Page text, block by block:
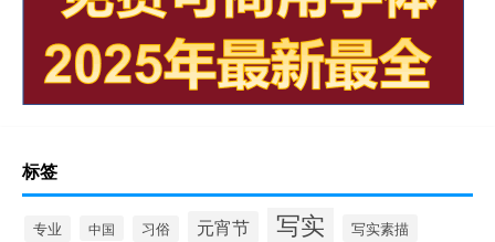
标签
专业 中国 习俗 元宵节 写实 写实素描